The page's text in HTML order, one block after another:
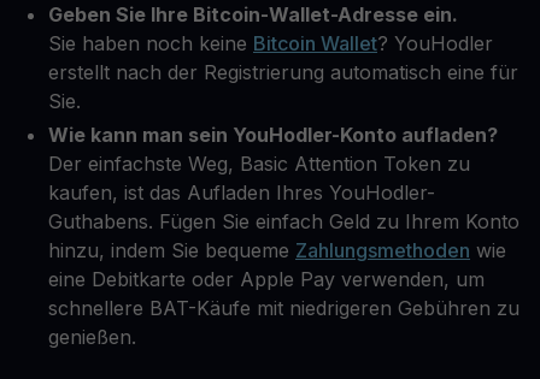
Geben Sie Ihre Bitcoin-Wallet-Adresse ein.
Sie haben noch keine Bitcoin Wallet? YouHodler
erstellt nach der Registrierung automatisch eine für
Sie.
Wie kann man sein YouHodler-Konto aufladen?
Der einfachste Weg, Basic Attention Token zu
kaufen, ist das Aufladen Ihres YouHodler-
Guthabens. Fügen Sie einfach Geld zu Ihrem Konto
hinzu, indem Sie bequeme Zahlungsmethoden wie
eine Debitkarte oder Apple Pay verwenden, um
schnellere BAT-Käufe mit niedrigeren Gebühren zu
genießen.